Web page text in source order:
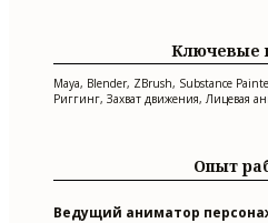
Ключевые
Maya, Blender, ZBrush, Substance
Риггинг, Захват движения, Лицевая
Опыт
Ведущий аниматор